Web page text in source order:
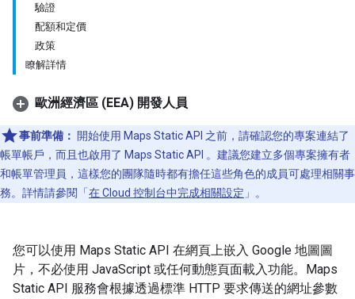
驗證
配額和定價
政策
瞭解詳情
歐洲經濟區 (EEA) 開發人員
事前準備：
開始使用 Maps Static API 之前，請確認您的專案連結了
帳單帳戶，而且也啟用了 Maps Static API 。建議您建立多個專案擁有者
和帳單管理員，這樣您的團隊隨時都有擔任這些角色的成員可處理相關事
務。詳情請參閱「 在 Cloud 控制台中完成相關設定 」。
您可以使用 Maps Static API 在網頁上嵌入 Google 地圖圖
片，不必使用 JavaScript 或任何動態頁面載入功能。Maps
Static API 服務會根據透過標準 HTTP 要求傳送的網址參數